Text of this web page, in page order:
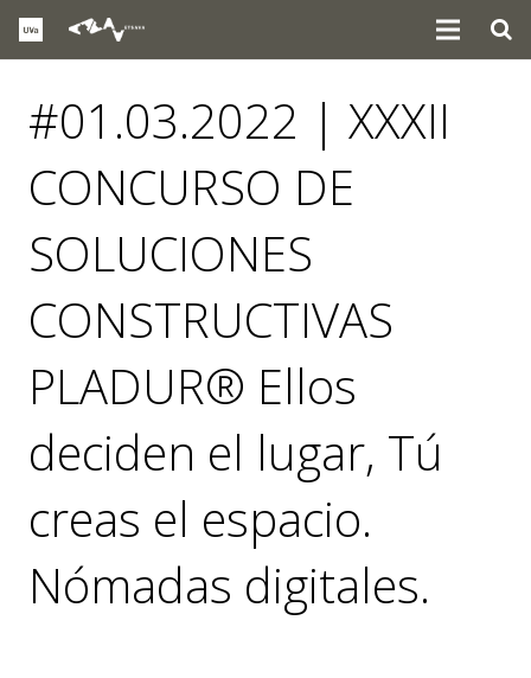
#01.03.2022 | XXXII
CONCURSO DE
SOLUCIONES
CONSTRUCTIVAS
PLADUR® Ellos
deciden el lugar, Tú
creas el espacio.
Nómadas digitales.